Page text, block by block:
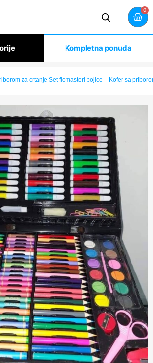
0
Kompletna ponuda
za crtanje Set flomasteri bojice – Kofer sa